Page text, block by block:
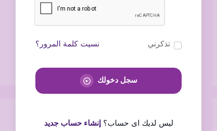
تذكرني نسيت كلمة المرور؟
سجل دخولك
ليس لديك اى حساب؟إنشاء حساب جديد